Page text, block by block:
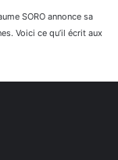
SORO annonce sa
Voici ce qu’il écrit aux